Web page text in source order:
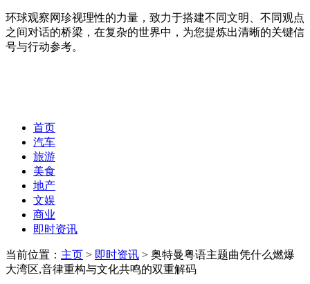
环球观察网珍视理性的力量，致力于搭建不同文明、不同观点
之间对话的桥梁，在复杂的世界中，为您提炼出清晰的关键信
号与行动参考。
首页
汽车
旅游
美食
地产
文娱
商业
即时资讯
当前位置： 主页 > 即时资讯 > 奥特曼粤语主题曲凭什么燃爆
大湾区,音律重构与文化共鸣的双重解码